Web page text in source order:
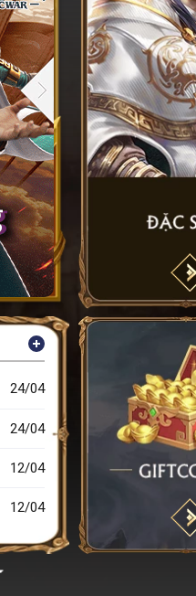
24/04
24/04
12/04
12/04